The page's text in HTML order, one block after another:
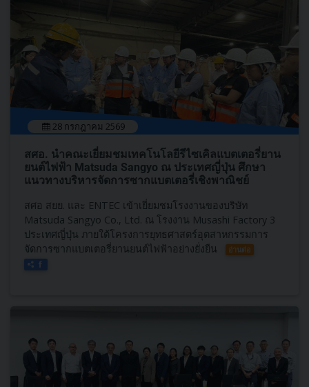
28 กรกฎาคม 2569
สศอ. นำคณะเยี่ยมชมเทคโนโลยีรีไซเคิลแบตเตอรี่ยาน
ยนต์ไฟฟ้า Matsuda Sangyo ณ ประเทศญี่ปุ่น ศึกษา
แนวทางบริหารจัดการซากแบตเตอรี่เชิงพาณิชย์
สศอ สยย. และ ENTEC เข้าเยี่ยมชมโรงงานของบริษัท
Matsuda Sangyo Co., Ltd. ณ โรงงาน Musashi Factory 3
ประเทศญี่ปุ่น ภายใต้โครงการยุทธศาสตร์อุตสาหกรรมการ
จัดการซากแบตเตอรี่ยานยนต์ไฟฟ้าอย่างยั่งยืน
อ่านต่อ